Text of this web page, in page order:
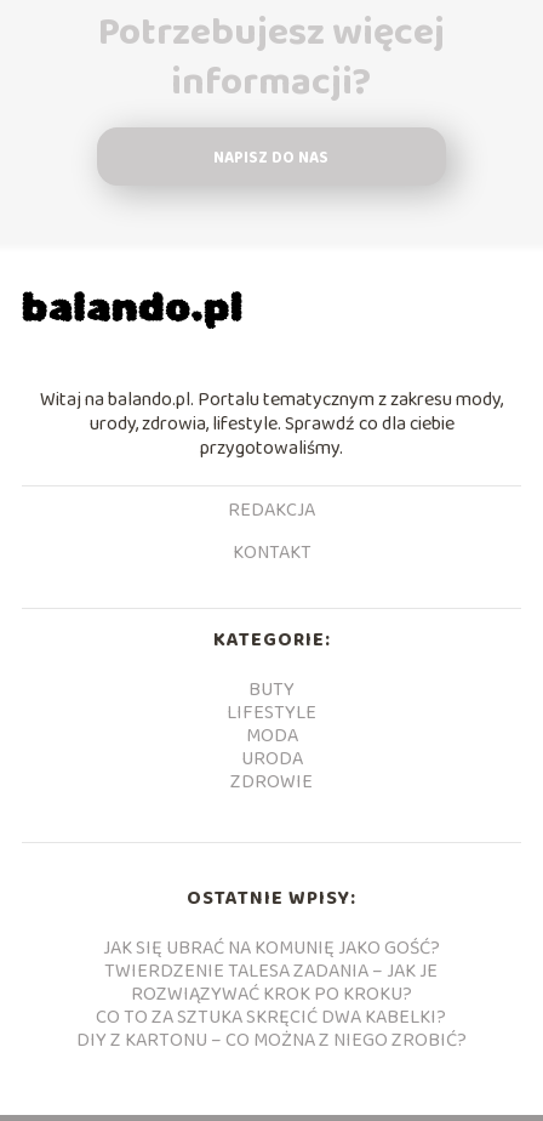
Potrzebujesz więcej
informacji?
NAPISZ DO NAS
Witaj na balando.pl. Portalu tematycznym z zakresu mody,
urody, zdrowia, lifestyle. Sprawdź co dla ciebie
przygotowaliśmy.
REDAKCJA
KONTAKT
KATEGORIE:
BUTY
LIFESTYLE
MODA
URODA
ZDROWIE
OSTATNIE WPISY:
JAK SIĘ UBRAĆ NA KOMUNIĘ JAKO GOŚĆ?
TWIERDZENIE TALESA ZADANIA – JAK JE
ROZWIĄZYWAĆ KROK PO KROKU?
CO TO ZA SZTUKA SKRĘCIĆ DWA KABELKI?
DIY Z KARTONU – CO MOŻNA Z NIEGO ZROBIĆ?